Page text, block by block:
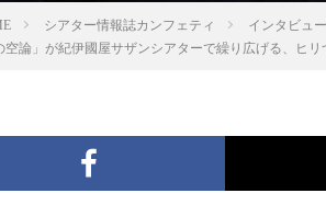
シアター情報誌カンフェティ
インタビュー
空論」が紀伊國屋サザンシアターで繰り広げる、